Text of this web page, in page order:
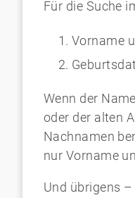
Für die Suche
Vorname
Wenn der
oder der alten
Nachnamen
nur Vorname
Und übrigens